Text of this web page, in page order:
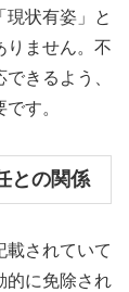
状有姿」と
りません。不
きるよう、
す。
との関係
載されていて
的に免除され